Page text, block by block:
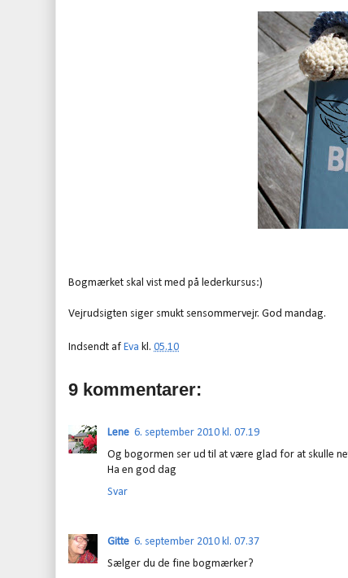
Bogmærket skal vist med på lederkursus:)
Vejrudsigten siger smukt sensommervejr. God mandag.
Indsendt af Eva kl. 05.10
9 kommentarer:
Lene 6. september 2010 kl. 07.19
Og bogormen ser ud til at være glad for at skulle
Ha en god dag
Svar
Gitte 6. september 2010 kl. 07.37
Sælger du de fine bogmærker?